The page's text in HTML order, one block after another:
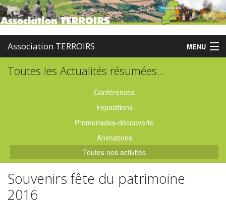
Association TERROIRS MENU
Accueil
Partenaires
Enquêtes
Contact
Toutes les Actualités résumées...
Conférences
Expositions
Promenades-découverte
Animations
Toutes nos activités
Souvenirs fête du patrimoine
2016